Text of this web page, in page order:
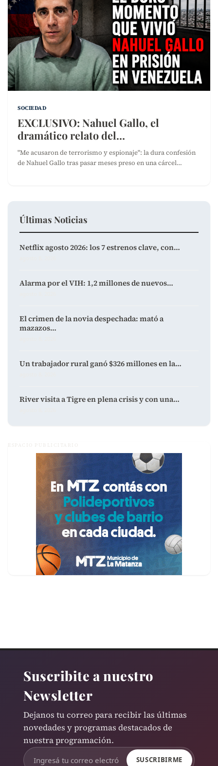
SOCIEDAD
EXCLUSIVO: Nahuel Gallo, el
dramático relato del…
"Me acusaron de terrorismo y espionaje": la dura confesión
de Nahuel Gallo tras pasar meses preso en una cárcel…
Últimas Noticias
Netflix agosto 2026: los 7 estrenos clave, con…
Alarma por el VIH: 1,2 millones de nuevos…
El crimen de la novia despechada: mató a
mazazos…
Un trabajador rural ganó $326 millones en la…
River visita a Tigre en plena crisis y con una…
ESPACIO PUBLICITARIO
Suscribite a nuestro
Newsletter
Dejanos tu correo para recibir las últimas
novedades y programas destacados de
nuestra programación.
SUSCRIBIRME